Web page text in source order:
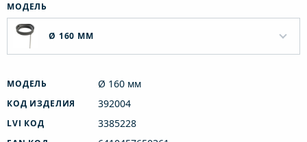
МОДЕЛЬ
Ø 160 ММ
МОДЕЛЬ Ø 160 мм
КОД ИЗДЕЛИЯ 392004
LVI КОД 3385228